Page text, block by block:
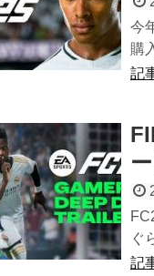
今
購
記
ぐ
記